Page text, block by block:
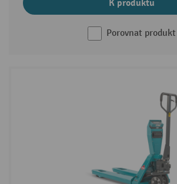
K produktu
Porovnat produkt